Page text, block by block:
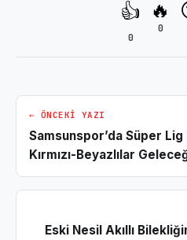
👍
0
🔥
0
← ÖNCEKI YAZI
Samsunspor’da Süper
Kırmızı-Beyazlılar
Eski Nesil Akıllı